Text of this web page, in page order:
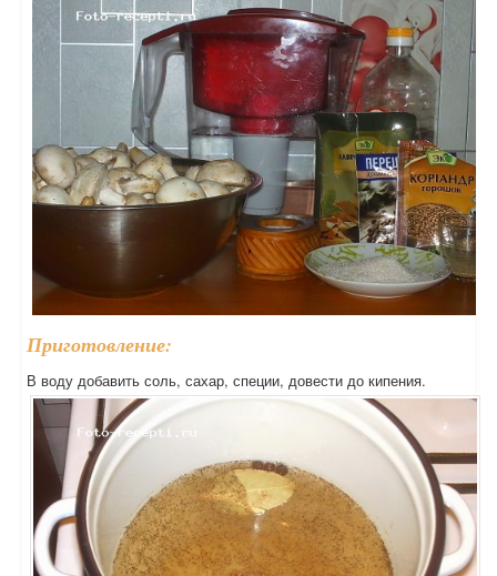
Приготовление:
В воду добавить соль, сахар, специи, довести до кипения.